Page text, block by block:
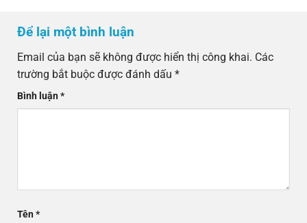
Để lại một bình luận
Email của bạn sẽ không được hiển thị công khai. Các
trường bắt buộc được đánh dấu *
Bình luận*
Tên*